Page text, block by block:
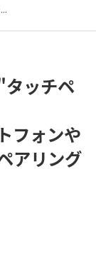
ッチペ
フォンや
アリング